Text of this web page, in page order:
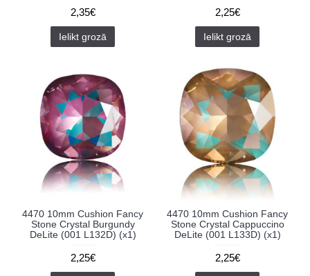
2,35€
Ielikt grozā
2,25€
Ielikt grozā
4470 10mm Cushion Fancy
Stone Crystal Burgundy
DeLite (001 L132D) (x1)
2,25€
4470 10mm Cushion Fancy
Stone Crystal Cappuccino
DeLite (001 L133D) (x1)
2,25€